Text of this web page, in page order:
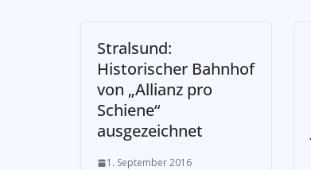
Stralsund:
Historischer Bahnhof
von „Allianz pro
Schiene“
ausgezeichnet
1. September 2016